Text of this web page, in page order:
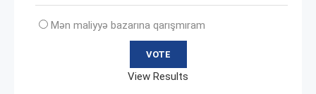
Mən maliyyə bazarına qarışmıram
View Results